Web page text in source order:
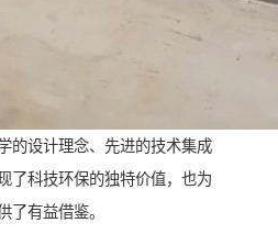
的设计理念、先进的技术集成
了科技环保的独特价值，也为
了有益借鉴。